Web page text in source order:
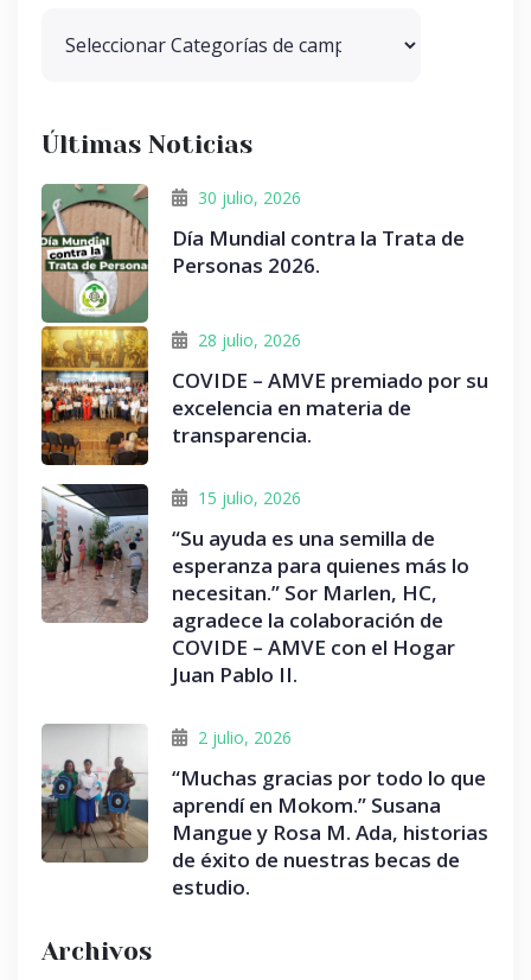
Últimas Noticias
30 julio, 2026
Día Mundial contra la Trata de
Personas 2026.
28 julio, 2026
COVIDE – AMVE premiado por su
excelencia en materia de
transparencia.
15 julio, 2026
“Su ayuda es una semilla de
esperanza para quienes más lo
necesitan.” Sor Marlen, HC,
agradece la colaboración de
COVIDE – AMVE con el Hogar
Juan Pablo II.
2 julio, 2026
“Muchas gracias por todo lo que
aprendí en Mokom.” Susana
Mangue y Rosa M. Ada, historias
de éxito de nuestras becas de
estudio.
Archivos